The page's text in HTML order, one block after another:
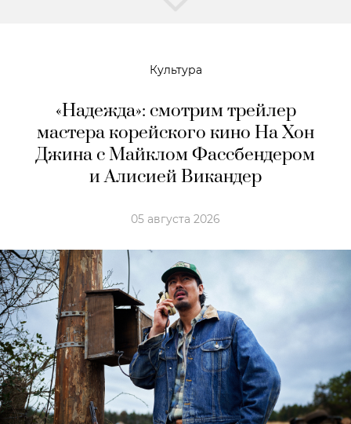
Культура
«Надежда»: смотрим трейлер
мастера корейского кино На Хон
Джина с Майклом Фассбендером
и Алисией Викандер
05 августа 2026